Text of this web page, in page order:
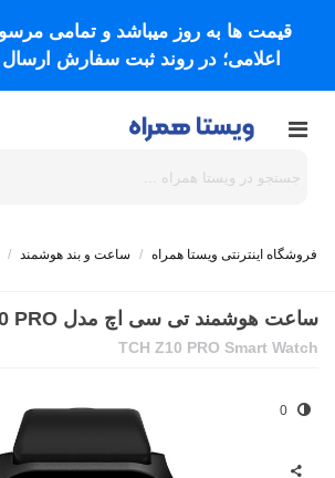
قیمت ها به روز میباشد و تمامی
اعلامی؛ در روند ثبت سفارش
فروشگاه اینترنتی ویستا همراه / ساعت و بند هوشمند /
ساعت هوشمند تی سی اچ مدل Z10 PRO
TCH Z10 PRO Smart Watch
0